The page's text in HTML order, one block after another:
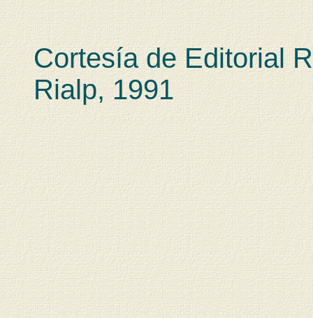
Cortesía de Editorial
Rialp, 1991